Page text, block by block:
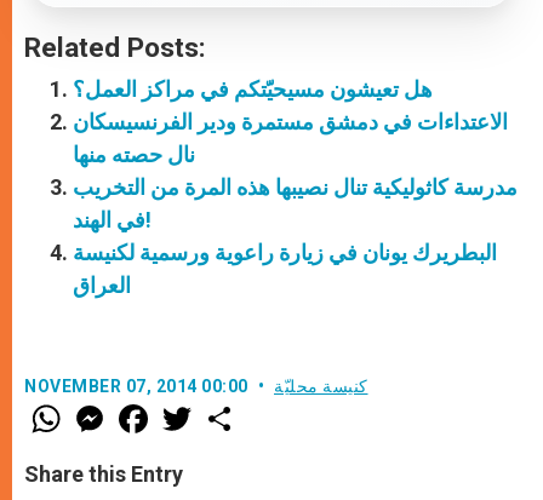
Related Posts:
هل تعيشون مسيحيّتكم في مراكز العمل؟
الاعتداءات في دمشق مستمرة ودير الفرنسيسكان
نال حصته منها
مدرسة كاثوليكية تنال نصيبها هذه المرة من التخريب
في الهند!
البطريرك يونان في زيارة راعوية ورسمية لكنيسة
العراق
NOVEMBER 07, 2014 00:00 كنيسة محليّة
W
h
t
s
M
e
s
e
F
a
e
b
w
Share this Entry